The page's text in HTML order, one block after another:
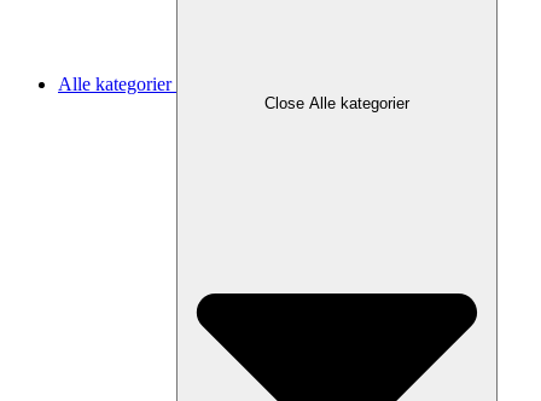
Alle kategorier
Close Alle kategorier